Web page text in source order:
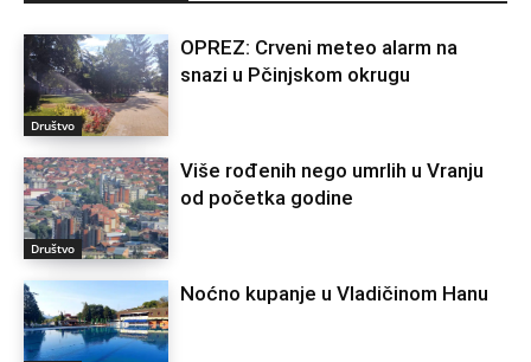
Društvo
OPREZ: Crveni meteo alarm na
snazi u Pčinjskom okrugu
Društvo
Više rođenih nego umrlih u Vranju
od početka godine
Noćno kupanje u Vladičinom Hanu